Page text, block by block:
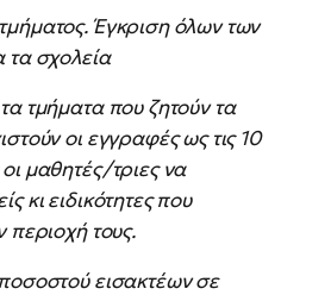
Έγκριση όλων των
τα σχολεία
τμήματα που ζητούν τα
οι εγγραφές ως τις 10
μαθητές/τριες να
κι ειδικότητες που
περιοχή τους.
εισακτέων σε